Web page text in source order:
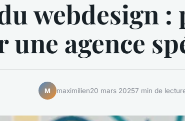
webdesign
une agence
M maximilien20 mars 20257 min de